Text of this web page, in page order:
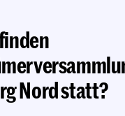
Nord statt?